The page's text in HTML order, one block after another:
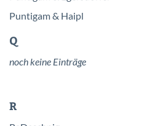
Puntigam & Haipl
Q
noch keine Einträge
R